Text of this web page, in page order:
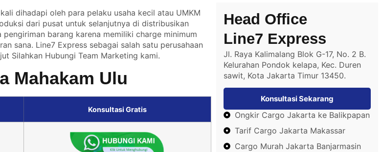
dihadapi oleh para pelaku usaha kecil atau UMKM
dari pusat untuk selanjutnya di distribusikan
barang karena memiliki charge minimum
sana. Line7 Express sebagai salah satu perusahaan
Silahkan Hubungi Team Marketing kami.
Mahakam Ulu
Konsultasi Gratis
Head Office
Line7 Express
Jl. Raya Kalimalang Blok G-17, No. 2 B.
Kelurahan Pondok kelapa, Kec. Duren
sawit, Kota Jakarta Timur 13450.
Konsultasi Sekarang
Ongkir Cargo Jakarta ke Balikpapan
Tarif Cargo Jakarta Makassar
Cargo Murah Jakarta Banjarmasin